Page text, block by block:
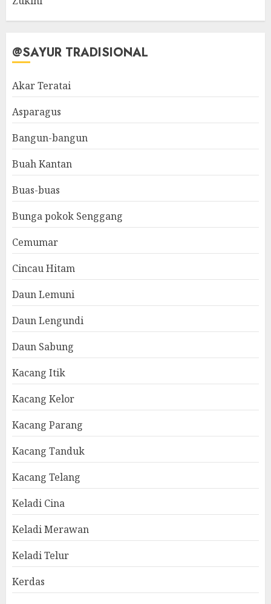
@SAYUR TRADISIONAL
Akar Teratai
Asparagus
Bangun-bangun
Buah Kantan
Buas-buas
Bunga pokok Senggang
Cemumar
Cincau Hitam
Daun Lemuni
Daun Lengundi
Daun Sabung
Kacang Itik
Kacang Kelor
Kacang Parang
Kacang Tanduk
Kacang Telang
Keladi Cina
Keladi Merawan
Keladi Telur
Kerdas